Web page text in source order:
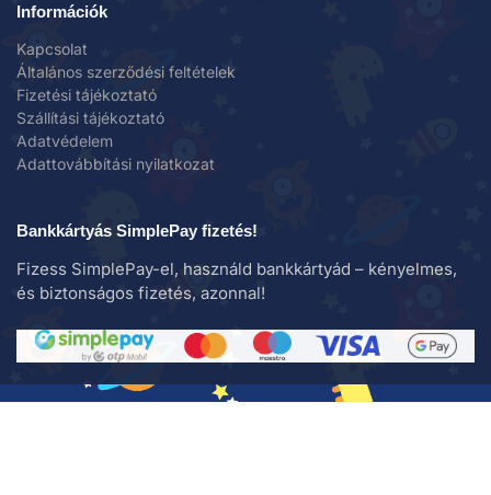
Információk
Kapcsolat
Általános szerződési feltételek
Fizetési tájékoztató
Szállítási tájékoztató
Adatvédelem
Adattovábbítási nyilatkozat
Bankkártyás SimplePay fizetés!
Fizess SimplePay-el, használd bankkártyád – kényelmes,
és biztonságos fizetés, azonnal!